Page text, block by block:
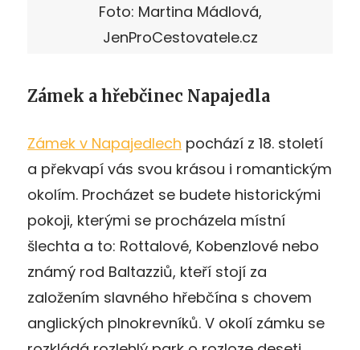
Foto: Martina Mádlová,
JenProCestovatele.cz
Zámek a hřebčinec Napajedla
Zámek v Napajedlech pochází z 18. století
a překvapí vás svou krásou i romantickým
okolím. Procházet se budete historickými
pokoji, kterými se procházela místní
šlechta a to: Rottalové, Kobenzlové nebo
známý rod Baltazziů, kteří stojí za
založením slavného hřebčína s chovem
anglických plnokrevníků. V okolí zámku se